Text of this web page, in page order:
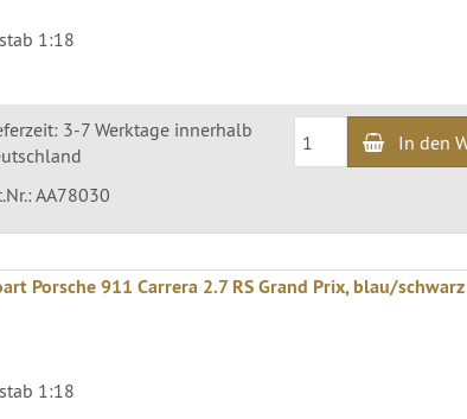
1:18
3-7 Werktage innerhalb
AA78030
In den
Porsche 911 Carrera 2.7 RS Grand Prix, blau/schwarz
1:18